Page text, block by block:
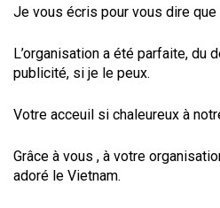
Je vous écris pour vous dire
L’organisation a été parfaite, du
publicité, si je le peux.
Votre acceuil si chaleureux à
Grâce à vous , à votre
adoré le Vietnam.